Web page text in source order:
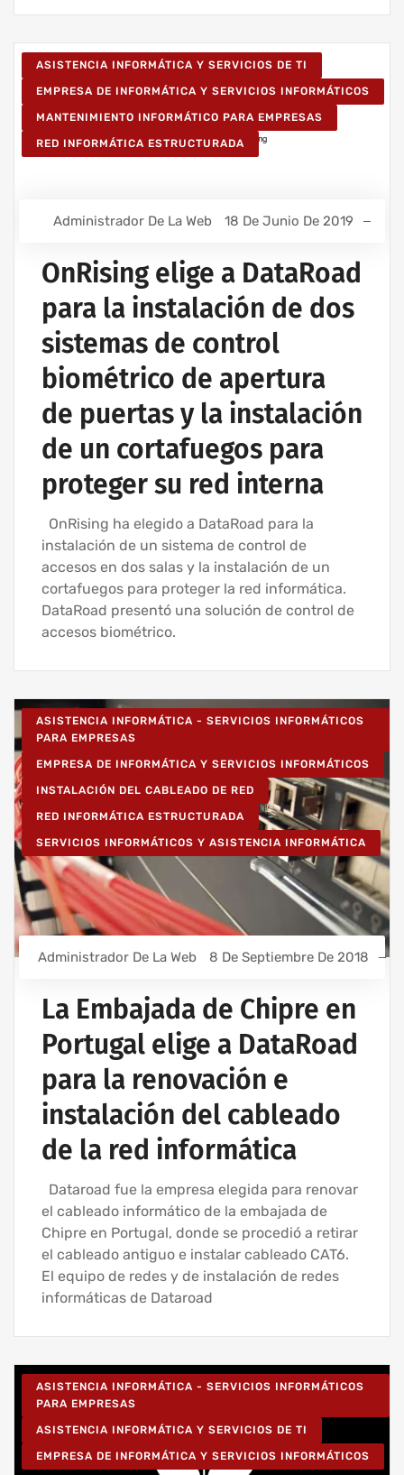
ASISTENCIA INFORMÁTICA Y SERVICIOS DE TI
EMPRESA DE INFORMÁTICA Y SERVICIOS INFORMÁTICOS
MANTENIMIENTO INFORMÁTICO PARA EMPRESAS
RED INFORMÁTICA ESTRUCTURADA
Administrador De La Web 18 De Junio De 2019
OnRising elige a DataRoad
para la instalación de dos
sistemas de control
biométrico de apertura
de puertas y la instalación
de un cortafuegos para
proteger su red interna
OnRising ha elegido a DataRoad para la
instalación de un sistema de control de
accesos en dos salas y la instalación de un
cortafuegos para proteger la red informática.
DataRoad presentó una solución de control de
accesos biométrico.
ASISTENCIA INFORMÁTICA - SERVICIOS INFORMÁTICOS
PARA EMPRESAS
EMPRESA DE INFORMÁTICA Y SERVICIOS INFORMÁTICOS
INSTALACIÓN DEL CABLEADO DE RED
RED INFORMÁTICA ESTRUCTURADA
SERVICIOS INFORMÁTICOS Y ASISTENCIA INFORMÁTICA
Administrador De La Web 8 De Septiembre De 2018
La Embajada de Chipre en
Portugal elige a DataRoad
para la renovación e
instalación del cableado
de la red informática
Dataroad fue la empresa elegida para renovar
el cableado informático de la embajada de
Chipre en Portugal, donde se procedió a retirar
el cableado antiguo e instalar cableado CAT6.
El equipo de redes y de instalación de redes
informáticas de Dataroad
ASISTENCIA INFORMÁTICA - SERVICIOS INFORMÁTICOS
PARA EMPRESAS
ASISTENCIA INFORMÁTICA Y SERVICIOS DE TI
EMPRESA DE INFORMÁTICA Y SERVICIOS INFORMÁTICOS